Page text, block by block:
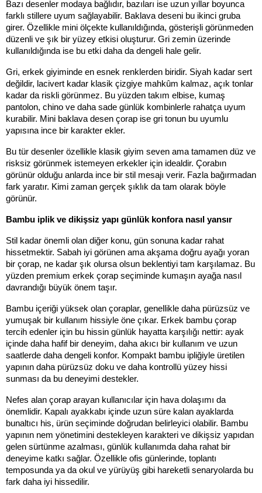
Bazı desenler modaya bağlıdır, bazıları ise uzun yıllar boyunca
farklı stillere uyum sağlayabilir. Baklava deseni bu ikinci gruba
girer. Özellikle mini ölçekte kullanıldığında, gösterişli görünmeden
düzenli ve şık bir yüzey etkisi oluşturur. Gri zemin üzerinde
kullanıldığında ise bu etki daha da dengeli hale gelir.
Gri, erkek giyiminde en esnek renklerden biridir. Siyah kadar sert
değildir, lacivert kadar klasik çizgiye mahkûm kalmaz, açık tonlar
kadar da riskli görünmez. Bu yüzden takım elbise, kumaş
pantolon, chino ve daha sade günlük kombinlerle rahatça uyum
kurabilir. Mini baklava desen çorap ise gri tonun bu uyumlu
yapısına ince bir karakter ekler.
Bu tür desenler özellikle klasik giyim seven ama tamamen düz ve
risksiz görünmek istemeyen erkekler için idealdir. Çorabın
görünür olduğu anlarda ince bir stil mesajı verir. Fazla bağırmadan
fark yaratır. Kimi zaman gerçek şıklık da tam olarak böyle
görünür.
Bambu iplik ve dikişsiz yapı günlük konfora nasıl yansır
Stil kadar önemli olan diğer konu, gün sonuna kadar rahat
hissetmektir. Sabah iyi görünen ama akşama doğru ayağı yoran
bir çorap, ne kadar şık olursa olsun beklentiyi tam karşılamaz. Bu
yüzden premium erkek çorap seçiminde kumaşın ayağa nasıl
davrandığı büyük önem taşır.
Bambu içeriği yüksek olan çoraplar, genellikle daha pürüzsüz ve
yumuşak bir kullanım hissiyle öne çıkar. Erkek bambu çorap
tercih edenler için bu hissin günlük hayatta karşılığı nettir: ayak
içinde daha hafif bir deneyim, daha akıcı bir kullanım ve uzun
saatlerde daha dengeli konfor. Kompakt bambu ipliğiyle üretilen
yapının daha pürüzsüz doku ve daha kontrollü yüzey hissi
sunması da bu deneyimi destekler.
Nefes alan çorap arayan kullanıcılar için hava dolaşımı da
önemlidir. Kapalı ayakkabı içinde uzun süre kalan ayaklarda
bunaltıcı his, ürün seçiminde doğrudan belirleyici olabilir. Bambu
yapının nem yönetimini destekleyen karakteri ve dikişsiz yapıdan
gelen sürtünme azalması, günlük kullanımda daha rahat bir
deneyime katkı sağlar. Özellikle ofis günlerinde, toplantı
temposunda ya da okul ve yürüyüş gibi hareketli senaryolarda bu
fark daha iyi hissedilir.